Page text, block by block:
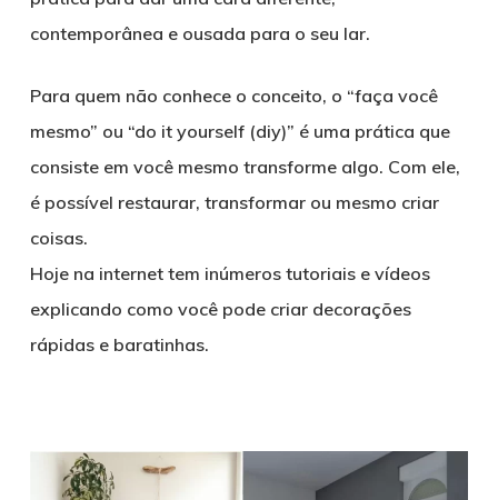
contemporânea e ousada para o seu lar.
Para quem não conhece o conceito, o “faça você
mesmo” ou “do it yourself (diy)” é uma prática que
consiste em você mesmo transforme algo. Com ele,
é possível restaurar, transformar ou mesmo criar
coisas.
Hoje na internet tem inúmeros tutoriais e vídeos
explicando como você pode criar decorações
rápidas e baratinhas.